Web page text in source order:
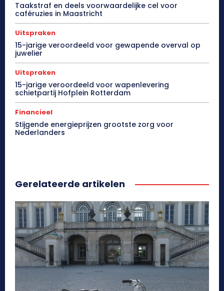
Taakstraf en deels voorwaardelijke cel voor
caféruzies in Maastricht
Uitspraken
15-jarige veroordeeld voor gewapende overval op
juwelier
Uitspraken
15-jarige veroordeeld voor wapenlevering
schietpartij Hofplein Rotterdam
Financieel
Stijgende energieprijzen grootste zorg voor
Nederlanders
Gerelateerde artikelen